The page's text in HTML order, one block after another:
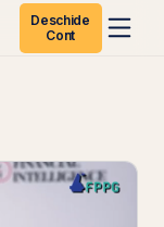
Deschide
Cont